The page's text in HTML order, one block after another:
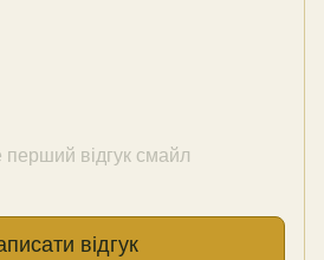
перший відгук смайл
відгук